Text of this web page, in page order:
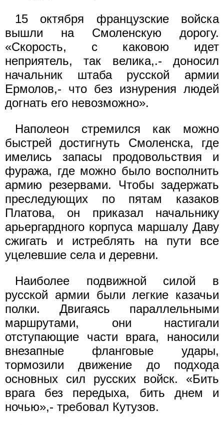
15 октября французские войска
вышли на Смоленскую дорогу.
«Скорость, с каковою идет
неприятель, так велика,.- доносил
начальник штаба русской армии
Ермолов,- что без изнурения людей
догнать его невозможно».
Наполеон стремился как можно
быстрей достигнуть Смоленска, где
имелись запасы продовольствия и
фуража, где можно было восполнить
армию резервами. Чтобы задержать
преследующих по пятам казаков
Платова, он приказал начальнику
арьергардного корпуса маршалу Даву
сжигать и истреблять на пути все
уцелевшие села и деревни.
Наиболее подвижной силой в
русской армии были легкие казачьи
полки. Двигаясь параллельными
маршрутами, они настигали
отступающие части врага, наносили
внезапные фланговые удары,
тормозили движение до подхода
основных сил русских войск. «Бить
врага без передыха, бить днем и
ночью»,- требовал Кутузов.